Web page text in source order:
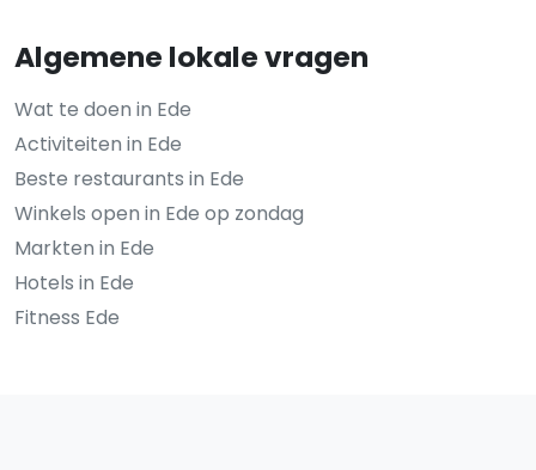
Algemene lokale vragen
Wat te doen in Ede
Activiteiten in Ede
Beste restaurants in Ede
Winkels open in Ede op zondag
Markten in Ede
Hotels in Ede
Fitness Ede